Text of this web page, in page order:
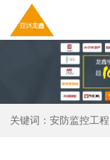
关键词： 安防监控工程